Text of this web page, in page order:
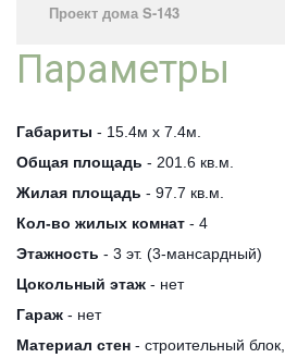
Проект дома S-143
Параметры
Габариты - 15.4м х 7.4м.
Общая площадь - 201.6 кв.м.
Жилая площадь - 97.7 кв.м.
Кол-во жилых комнат - 4
Этажность - 3 эт. (3-мансардный)
Цокольный этаж - нет
Гараж - нет
Материал стен - строительный блок,